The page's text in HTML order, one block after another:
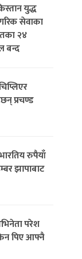
युद्ध
सेवाका
२४
बन्द
प्रचण्ड
रुपैयाँ
झापाबाट
परेश
पिए आफ्नै